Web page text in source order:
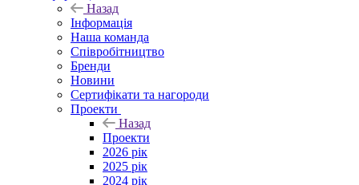
Назад
Інформація
Наша команда
Співробітництво
Бренди
Новини
Сертифікати та нагороди
Проекти
Назад
Проекти
2026 рік
2025 рік
2024 рік